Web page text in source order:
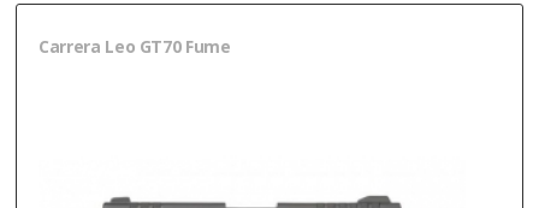
Carrera Leo GT70 Fume